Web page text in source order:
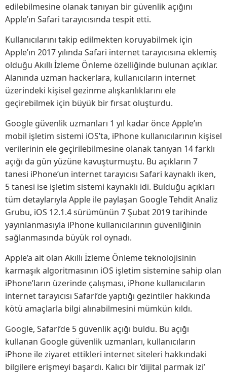
edilebilmesine olanak tanıyan bir güvenlik açığını
Apple’ın Safari tarayıcısında tespit etti.
Kullanıcılarını takip edilmekten koruyabilmek için
Apple’ın 2017 yılında Safari internet tarayıcısına eklemiş
olduğu Akıllı İzleme Önleme özelliğinde bulunan açıklar.
Alanında uzman hackerlara, kullanıcıların internet
üzerindeki kişisel gezinme alışkanlıklarını ele
geçirebilmek için büyük bir fırsat oluşturdu.
Google güvenlik uzmanları 1 yıl kadar önce Apple’ın
mobil işletim sistemi iOS’ta, iPhone kullanıcılarının kişisel
verilerinin ele geçirilebilmesine olanak tanıyan 14 farklı
açığı da gün yüzüne kavuşturmuştu. Bu açıkların 7
tanesi iPhone’un internet tarayıcısı Safari kaynaklı iken,
5 tanesi ise işletim sistemi kaynaklı idi. Bulduğu açıkları
tüm detaylarıyla Apple ile paylaşan Google Tehdit Analiz
Grubu, iOS 12.1.4 sürümünün 7 Şubat 2019 tarihinde
yayınlanmasıyla iPhone kullanıcılarının güvenliğinin
sağlanmasında büyük rol oynadı.
Apple’a ait olan Akıllı İzleme Önleme teknolojisinin
karmaşık algoritmasının iOS işletim sistemine sahip olan
iPhone’ların üzerinde çalışması, iPhone kullanıcıların
internet tarayıcısı Safari’de yaptığı gezintiler hakkında
kötü amaçlarla bilgi alınabilmesini mümkün kıldı.
Google, Safari’de 5 güvenlik açığı buldu. Bu açığı
kullanan Google güvenlik uzmanları, kullanıcıların
iPhone ile ziyaret ettikleri internet siteleri hakkındaki
bilgilere erişmeyi başardı. Kalıcı bir ‘dijital parmak izi’